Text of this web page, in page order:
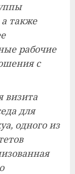
также
рабочие
с
визита
для
одного из